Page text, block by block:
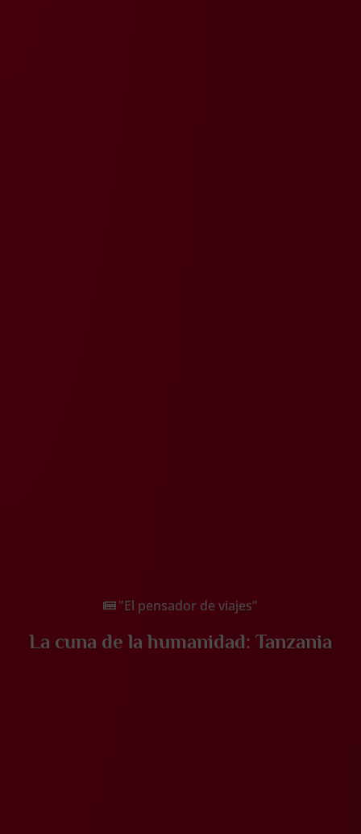
"El pensador de viajes"
La cuna de la humanidad: Tanzania